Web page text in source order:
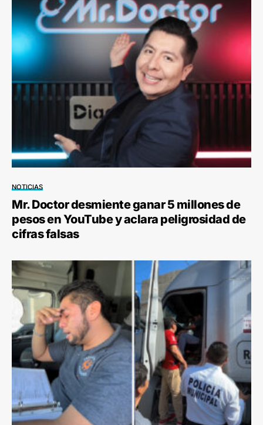
NOTICIAS
Mr. Doctor desmiente ganar 5 millones de
pesos en YouTube y aclara peligrosidad de
cifras falsas